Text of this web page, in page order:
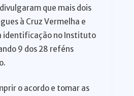
que mais dois
à Cruz Vermelha e
identificação no Instituto
9 dos 28 reféns
o acordo e tomar as